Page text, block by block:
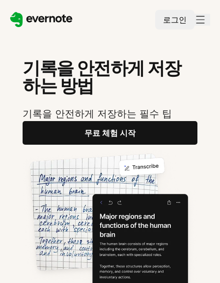
로그인
기록을 안전하게 저장
하는 방법
기록을 안전하게 저장하는 필수 팁
무료 체험 시작